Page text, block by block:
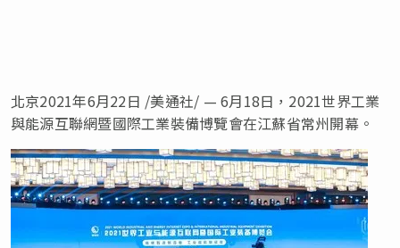
北京2021年6月22日 /美通社/ — 6月18日，2021世界工業
與能源互聯網暨國際工業裝備博覽會在江蘇省常州開幕。